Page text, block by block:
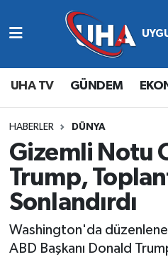
UHA TV GÜNDEM
HABERLER DÜNYA
Gizemli Notu
Trump,
Sonlandırdı
Washington'da
ABD Başkanı Donald
Abone Ol
Gündem
Ekonomi
Magazin
Siyaset
Spor
Nöbetçi Eczaneler
Hava Durumu
Namaz Vakitleri
Trafik Durumu
Süper Lig Puan
Tüm Manşetler